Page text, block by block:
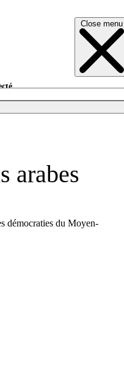
Close menu
arabes
démocraties du Moyen-